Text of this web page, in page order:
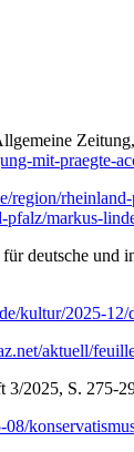
mit-praegte-
markus-
deutsche und
kultur/2025-12/
aktuell/
3/2025, S. 275-